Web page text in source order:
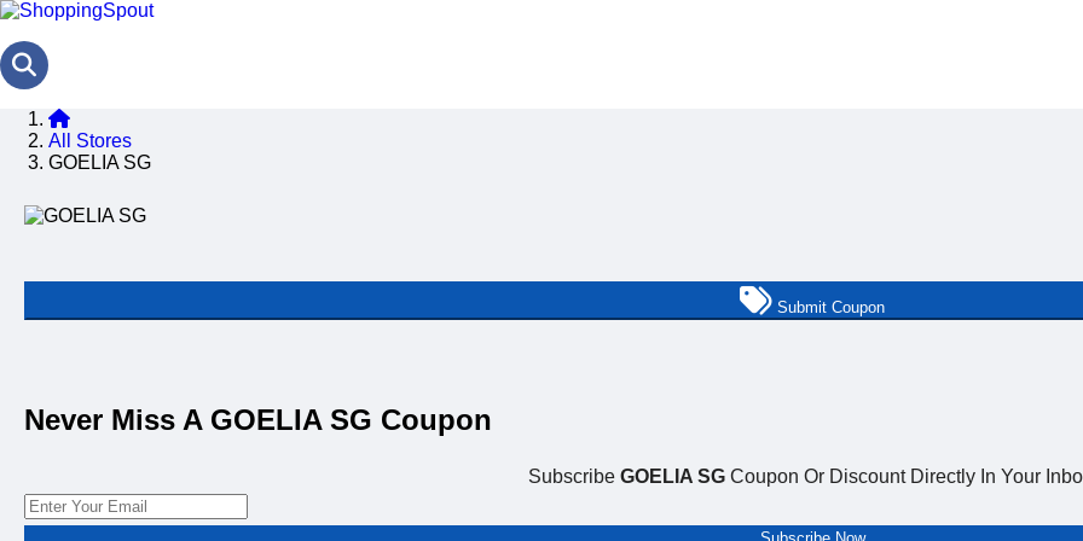
All Stores
GOELIA SG
Submit Coupon
Never Miss A GOELIA SG Coupon
Subscribe GOELIA SGCoupon Or Discount Directly In Your